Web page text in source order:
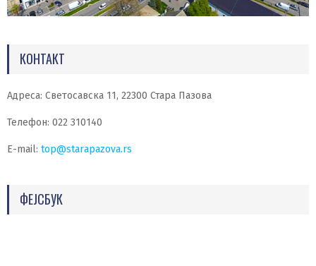
КОНТАКТ
Адреса: Светосавска 11, 22300 Стара Пазова
Телефон: 022 310140
E-mail: top@starapazova.rs
ФЕЈСБУК